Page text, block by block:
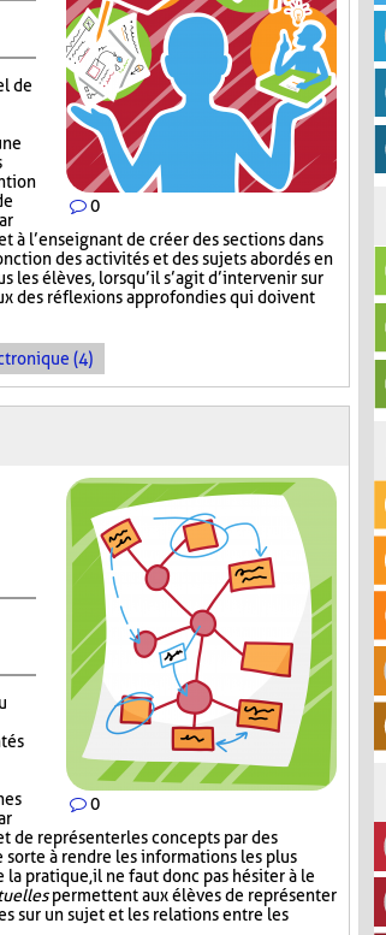
0
de
à l’enseignant de créer des sections dans
des activités et des sujets abordés en
les élèves, lorsqu’il s’agit d’intervenir sur
des réflexions approfondies qui doivent
(4)
0
de représenter les concepts par des
sorte à rendre les informations les plus
pratique, il ne faut donc pas hésiter à le
permettent aux élèves de représenter
sur un sujet et les relations entre les